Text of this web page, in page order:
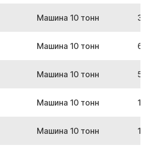
Машина 10 тонн
Машина 10 тонн
Машина 10 тонн
Машина 10 тонн
Машина 10 тонн